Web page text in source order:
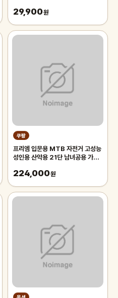
29,900원
쿠팡
프리엠 입문용 MTB 자전거 고성능
성인용 산악용 21단 남녀공용 가성
175cm, 그레이 오렌지/21단/26
224,000원